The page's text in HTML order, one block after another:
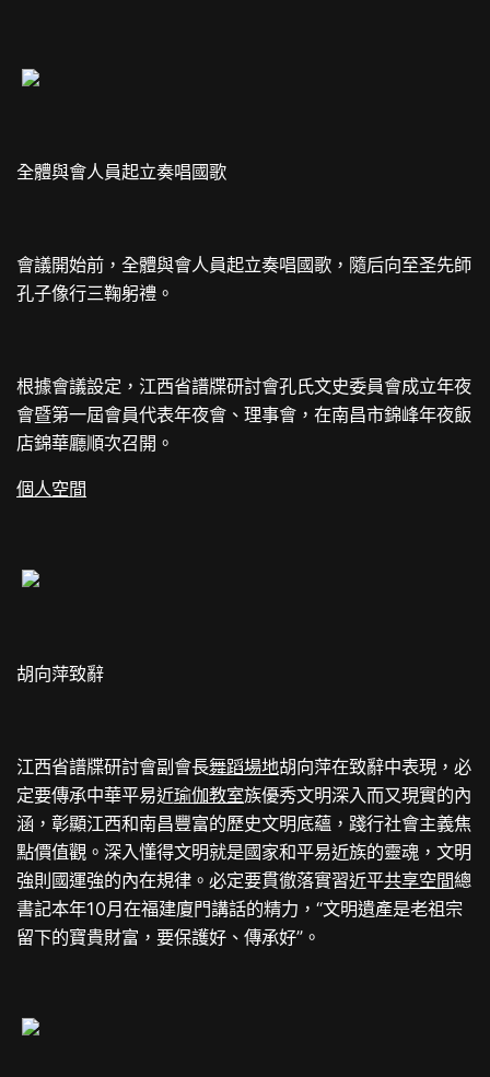
全體與會人員起立奏唱國歌
會議開始前，全體與會人員起立奏唱國歌，隨后向至圣先師
孔子像行三鞠躬禮。
根據會議設定，江西省譜牒研討會孔氏文史委員會成立年夜
會暨第一屆會員代表年夜會、理事會，在南昌市錦峰年夜飯
店錦華廳順次召開。
個人空間
胡向萍致辭
江西省譜牒研討會副會長舞蹈場地胡向萍在致辭中表現，必
定要傳承中華平易近瑜伽教室族優秀文明深入而又現實的內
涵，彰顯江西和南昌豐富的歷史文明底蘊，踐行社會主義焦
點價值觀。深入懂得文明就是國家和平易近族的靈魂，文明
強則國運強的內在規律。必定要貫徹落實習近平共享空間總
書記本年10月在福建廈門講話的精力，“文明遺產是老祖宗
留下的寶貴財富，要保護好、傳承好”。